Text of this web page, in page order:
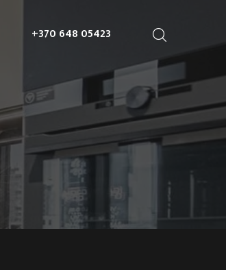
+370 648 05423